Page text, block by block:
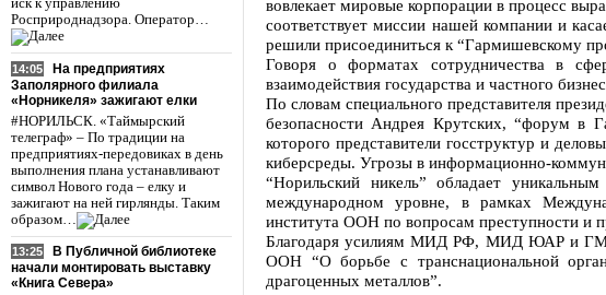
Росприроднадзора. Оператор…
14:05
На предприятиях
Заполярного филиала
«Норникеля» зажигают елки
#НОРИЛЬСК. «Таймырский
телеграф» – По традиции на
предприятиях-передовиках в день
выполнения плана устанавливают
символ Нового года – елку и
зажигают на ней гирлянды. Таким
образом…
13:25
В Публичной библиотеке
начали монтировать выставку
«Книга Севера»
вовлекает мировые корпорации в процесс
соответствует миссии нашей компании и
решили присоединиться к “Гармишевскому
Говоря о форматах сотрудничества в
взаимодействия государства и частного
По словам специального представителя
безопасности Андрея Крутских, “форум в
которого представители госструктур и
киберсреды. Угрозы в информационно-
“Норильский никель” обладает
международном уровне, в рамках
института ООН по вопросам преступности и
Благодаря усилиям МИД РФ, МИД ЮАР и ГМК
ООН “О борьбе с транснациональной
драгоценных металлов”.